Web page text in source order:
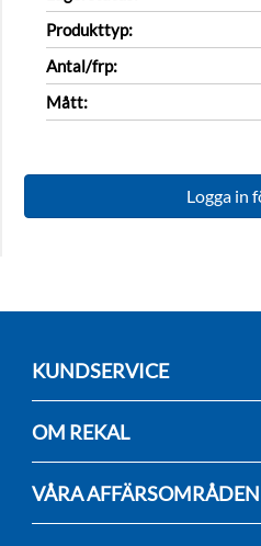
Produkttyp:
Antal/frp:
Mått:
Logga in
KUNDSERVICE
OM REKAL
VÅRA AFFÄRSOMRÅDEN